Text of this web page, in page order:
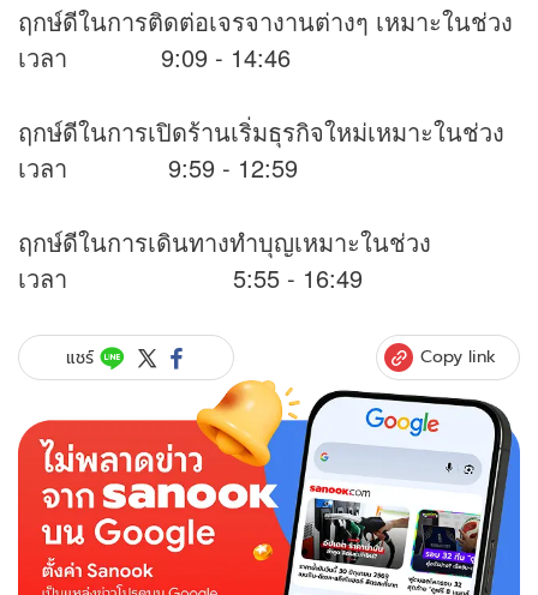
ฤกษ์ดีในการติดต่อเจรจางานต่างๆ เหมาะในช่วง
เวลา 9:09 - 14:46
ฤกษ์ดีในการเปิดร้านเริ่มธุรกิจใหม่เหมาะในช่วง
เวลา 9:59 - 12:59
ฤกษ์ดีในการเดินทางทำบุญเหมาะในช่วง
เวลา 5:55 - 16:49
แชร์ Copy link